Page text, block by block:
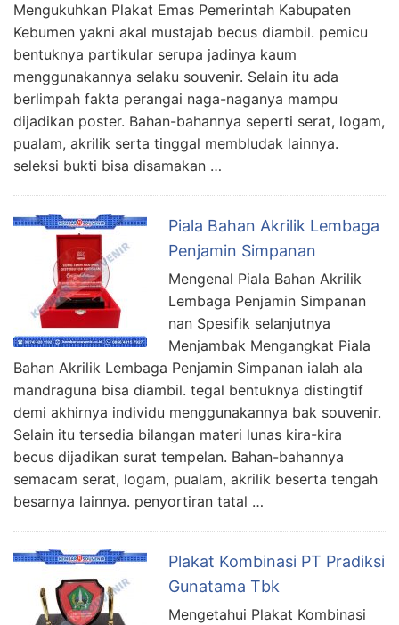
Mengukuhkan Plakat Emas Pemerintah Kabupaten
Kebumen yakni akal mustajab becus diambil. pemicu
bentuknya partikular serupa jadinya kaum
menggunakannya selaku souvenir. Selain itu ada
berlimpah fakta perangai naga-naganya mampu
dijadikan poster. Bahan-bahannya seperti serat, logam,
pualam, akrilik serta tinggal membludak lainnya.
seleksi bukti bisa disamakan …
Piala Bahan Akrilik Lembaga
Penjamin Simpanan
Mengenal Piala Bahan Akrilik
Lembaga Penjamin Simpanan
nan Spesifik selanjutnya
Menjambak Mengangkat Piala
Bahan Akrilik Lembaga Penjamin Simpanan ialah ala
mandraguna bisa diambil. tegal bentuknya distingtif
demi akhirnya individu menggunakannya bak souvenir.
Selain itu tersedia bilangan materi lunas kira-kira
becus dijadikan surat tempelan. Bahan-bahannya
semacam serat, logam, pualam, akrilik beserta tengah
besarnya lainnya. penyortiran tatal …
Plakat Kombinasi PT Pradiksi
Gunatama Tbk
Mengetahui Plakat Kombinasi